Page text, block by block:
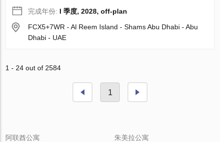
完成年份: I 季度, 2028, off-plan
FCX5+7WR - Al Reem Island - Shams Abu Dhabi - Abu
Dhabi - UAE
1 - 24 out of 2584
1
阿联酋公寓
朱美拉公寓